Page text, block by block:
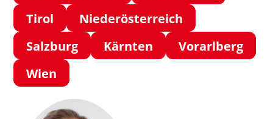
Tirol
Niederösterreich
Salzburg
Kärnten
Vorarlberg
Wien